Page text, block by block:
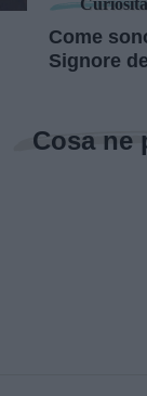
Curiosità
Come
Signore
Cosa ne